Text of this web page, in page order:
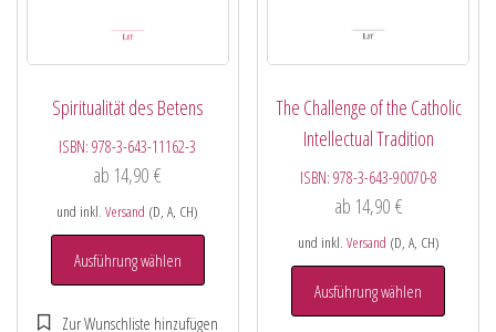
Spiritualität des Betens
ISBN:978-3-643-11162-3
ab 14,90€
und inkl.Versand (D, A, CH)
Ausführung wählen
The Challenge of the Catholic
Intellectual Tradition
ISBN: 978-3-643-90070-8
ab 14,90 €
und inkl. Versand (D, A, CH)
Ausführung wählen